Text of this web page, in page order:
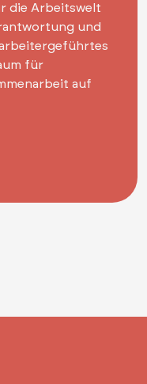
die Arbeitswelt
und
für
auf